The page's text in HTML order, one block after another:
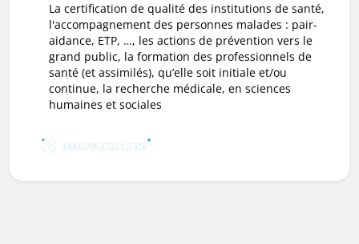
la certification de qualité des institutions de santé,
l'accompagnement des personnes malades : pair-
aidance, ETP, …, les actions de prévention vers le
grand public, la formation des professionnels de
santé (et assimilés), qu’elle soit initiale et/ou
continue, la recherche médicale, en sciences
humaines et sociales
CONSULTER LE CV